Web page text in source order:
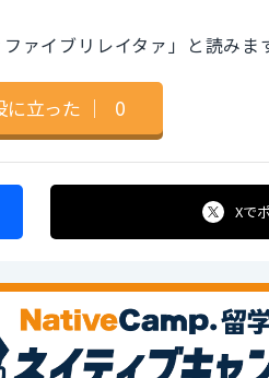
イブリレイタァ」と読みま
に立った ｜ 0
Xで